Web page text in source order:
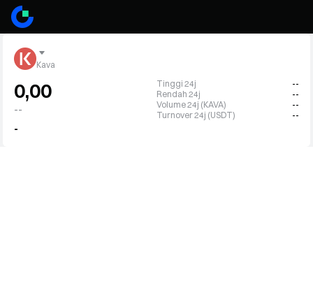
Kava
0,00
--
-
Tinggi 24j
--
Rendah 24j
--
Volume 24j (KAVA)
--
Turnover 24j (USDT)
--